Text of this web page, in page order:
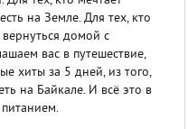
на Земле. Для тех, кто
домой с
вас в путешествие,
хиты за 5 дней, из того,
на Байкале. И всё это в